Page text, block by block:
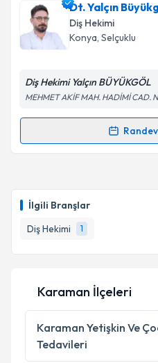
İlgili Branşlar
Diş Hekimi
1
Dt. Vuslat Elif Nayman
oluşturun. Size bu
takvim hazırlandığında
Kişisel verilerimin
Metni'ni okudum ve
Dt. Yalçın
Diş Hekimi
Konya, Selçuklu
Diş Hekimi Yalçın BÜYÜKGÖL
MEHMET AKİF MAH. HADİMİ CAD.
Randevu Takvimi
takvim hazırlandığında
E-posta Adresiniz
Kişisel verilerimin
Metni'ni okudum ve
kapsamda
Karaman İlçeleri
Karaman Yetişkin Ve
Tedavileri